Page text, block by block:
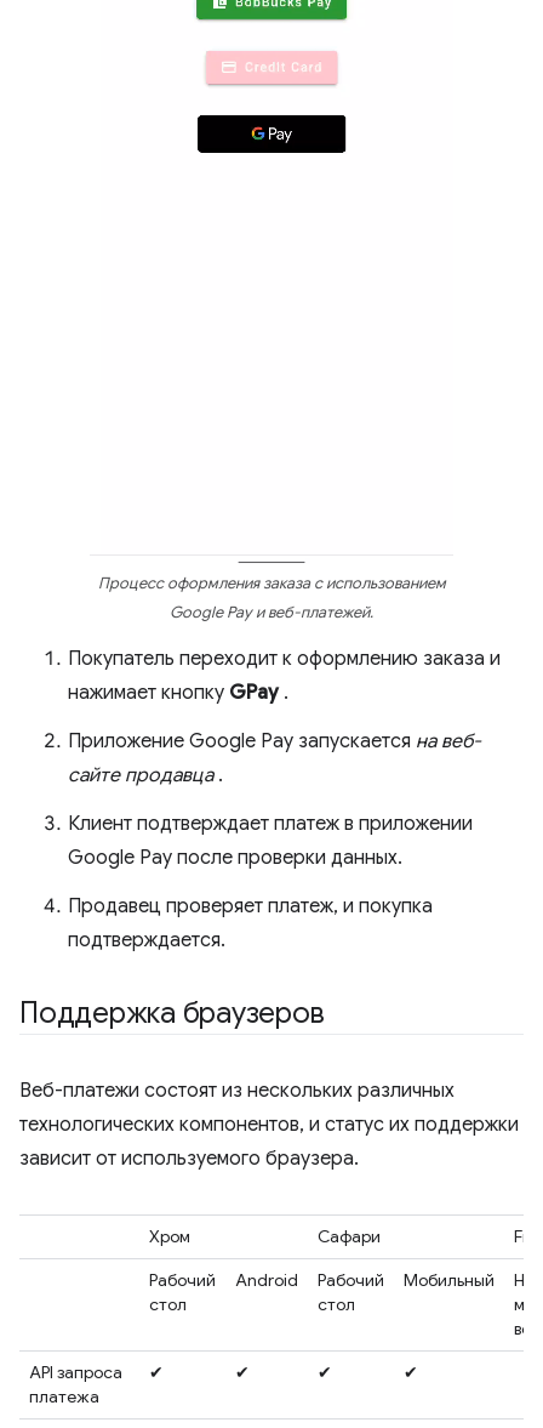
Процесс оформления заказа с использованием
Google Pay и веб-платежей.
Покупатель переходит к оформлению заказа и
нажимает кнопку GPay.
Приложение Google Pay запускается на веб-
сайте продавца.
Клиент подтверждает платеж в приложении
Google Pay после проверки данных.
Продавец проверяет платеж, и покупка
подтверждается.
Поддержка браузеров
Веб-платежи состоят из нескольких различных
технологических компонентов, и статус их поддержки
зависит от используемого браузера.
Хром Сафари
Рабочий
стол
Android
Рабочий
стол
Мобильный
API запроса
платежа
✔ ✔ ✔ ✔